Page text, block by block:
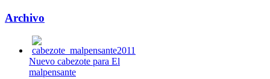
Archivo
Nuevo cabezote para El
malpensante